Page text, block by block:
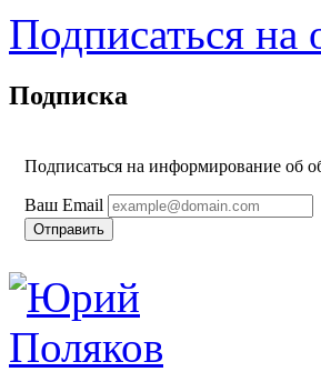
Подписаться на
Подписка
Подписаться на информирование об
Ваш Email